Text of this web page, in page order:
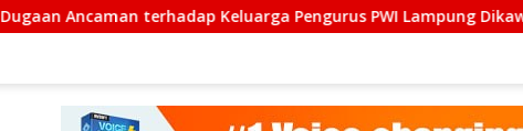
Keluarga Pengurus PWI Lampung Dikawal Legislator dan Jurnalis